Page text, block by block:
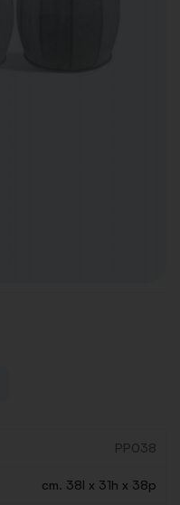
PP038
cm. 38l x 31h x 38p